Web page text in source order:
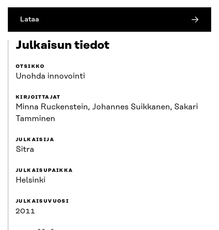
Lataa
Julkaisun tiedot
OTSIKKO
Unohda innovointi
KIRJOITTAJAT
Minna Ruckenstein, Johannes Suikkanen, Sakari
Tamminen
JULKAISIJA
Sitra
JULKAISUPAIKKA
Helsinki
JULKAISUVUOSI
2011